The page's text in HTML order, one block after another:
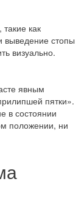
как
выведение стопы
визуально.
явным
пятки».
в состоянии
положении, ни